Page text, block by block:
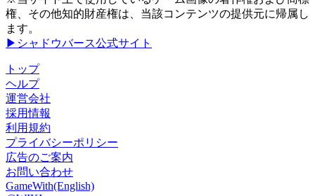
権、その他知的財産権は、当該コンテンツの提供元に帰属し
ます。
▶シャドウバース公式サイト
トップ
ヘルプ
運営会社
採用情報
利用規約
プライバシーポリシー
広告のご案内
お問い合わせ
GameWith(English)